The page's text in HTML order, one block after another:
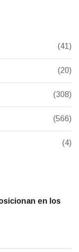
(41)
(20)
(308)
(566)
(4)
en los